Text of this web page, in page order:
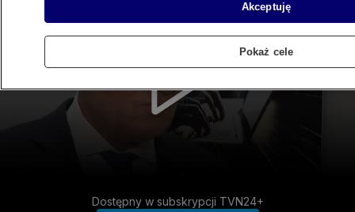
Dostępny w subskrypcji TVN24+
Akceptuję
Pokaż cele